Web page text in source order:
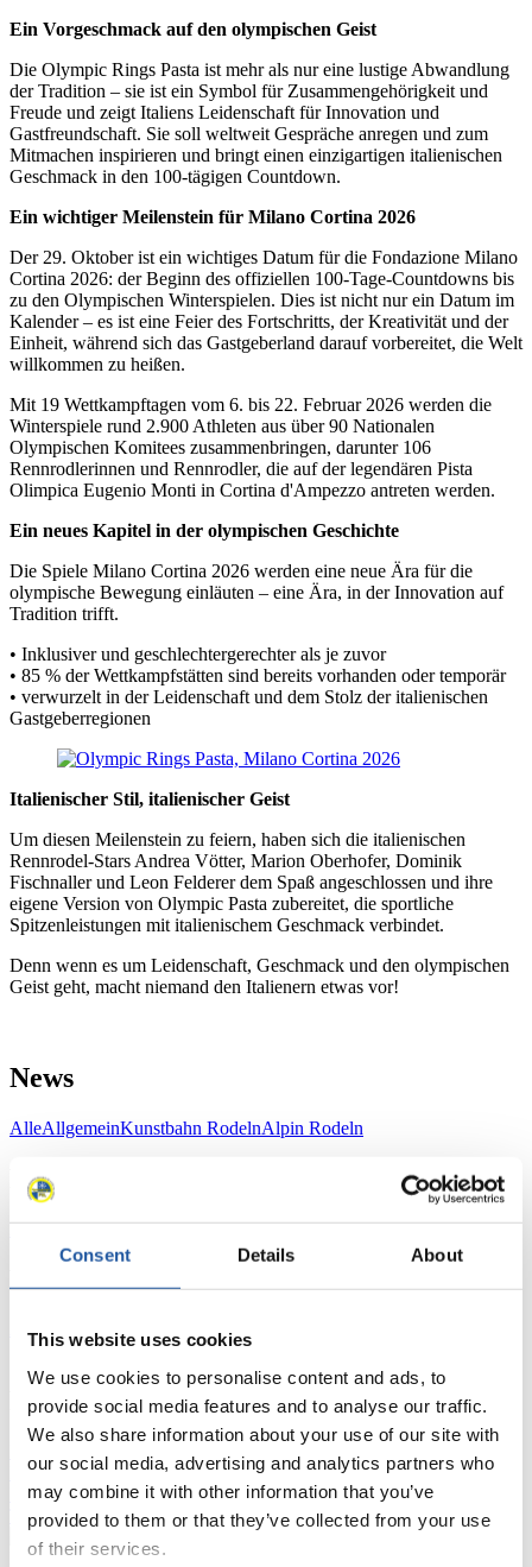
Consent Details About
This website uses cookies
We use cookies to personalise content and ads, to
provide social media features and to analyse our traffic.
We also share information about your use of our site with
our social media, advertising and analytics partners who
may combine it with other information that you’ve
provided to them or that they’ve collected from your use
of their services.
Ein Vorgeschmack auf den olympischen Geist
Die Olympic Rings Pasta ist mehr als nur eine lustige Abwandlung
der Tradition – sie ist ein Symbol für Zusammengehörigkeit und
Freude und zeigt Italiens Leidenschaft für Innovation und
Gastfreundschaft. Sie soll weltweit Gespräche anregen und zum
Mitmachen inspirieren und bringt einen einzigartigen italienischen
Geschmack in den 100-tägigen Countdown.
Ein wichtiger Meilenstein für Milano Cortina 2026
Der 29. Oktober ist ein wichtiges Datum für die Fondazione Milano
Cortina 2026: der Beginn des offiziellen 100-Tage-Countdowns bis
zu den Olympischen Winterspielen. Dies ist nicht nur ein Datum im
Kalender – es ist eine Feier des Fortschritts, der Kreativität und der
Einheit, während sich das Gastgeberland darauf vorbereitet, die Welt
willkommen zu heißen.
Mit 19 Wettkampftagen vom 6. bis 22. Februar 2026 werden die
Winterspiele rund 2.900 Athleten aus über 90 Nationalen
Olympischen Komitees zusammenbringen, darunter 106
Rennrodlerinnen und Rennrodler, die auf der legendären Pista
Olimpica Eugenio Monti in Cortina d'Ampezzo antreten werden.
Ein neues Kapitel in der olympischen Geschichte
Die Spiele Milano Cortina 2026 werden eine neue Ära für die
olympische Bewegung einläuten – eine Ära, in der Innovation auf
Tradition trifft.
• Inklusiver und geschlechtergerechter als je zuvor
• 85 % der Wettkampfstätten sind bereits vorhanden oder temporär
• verwurzelt in der Leidenschaft und dem Stolz der italienischen
Gastgeberregionen
Italienischer Stil, italienischer Geist
Um diesen Meilenstein zu feiern, haben sich die italienischen
Rennrodel-Stars Andrea Vötter, Marion Oberhofer, Dominik
Fischnaller und Leon Felderer dem Spaß angeschlossen und ihre
eigene Version von Olympic Pasta zubereitet, die sportliche
Spitzenleistungen mit italienischem Geschmack verbindet.
Denn wenn es um Leidenschaft, Geschmack und den olympischen
Geist geht, macht niemand den Italienern etwas vor!
News
AlleAllgemeinKunstbahn RodelnAlpin Rodeln
Rennkalender
Kunstbahn RodelnAlpin RodelnRennkalender als PDF
Ergebnisse
Aktuell Gesamtstände Statistiken
FIL LIVE TV
Live Streaming Alpin
RodelnHighlights YOG Gangwon 2024
Ergebnis-Live-Ticker Kunstbahn
Tippspiel
Naturbahn